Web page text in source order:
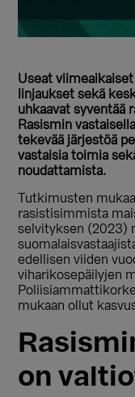
Useat
linjaukset sekä
uhkaavat syventää
Rasismin
tekevää järjestöä
vastaisia toimia
noudattamista.
Tutkimusten
rasistisimmista
selvityksen (2023)
edellisen viiden
viharikosepäilyjen
mukaan ollut
on